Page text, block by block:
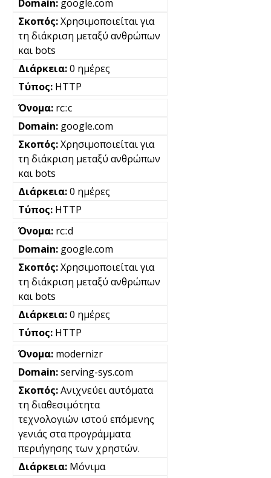
google.com
Χρησιμοποιείται για
τη διάκριση μεταξύ ανθρώπων
και bots
0 ημέρες
HTTP
rc::c
google.com
Χρησιμοποιείται για
τη διάκριση μεταξύ ανθρώπων
και bots
0 ημέρες
HTTP
rc::d
google.com
Χρησιμοποιείται για
τη διάκριση μεταξύ ανθρώπων
και bots
0 ημέρες
HTTP
modernizr
serving-sys.com
Ανιχνεύει αυτόματα
τη διαθεσιμότητα
τεχνολογιών ιστού επόμενης
γενιάς στα προγράμματα
περιήγησης των χρηστών.
Μόνιμα